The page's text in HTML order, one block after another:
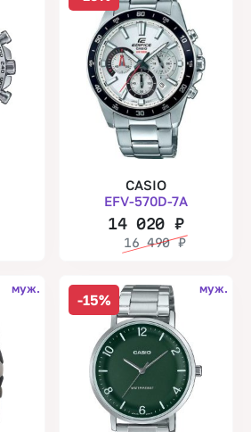
CASIO
EFV-570D-7A
14 020 ₽
16 490₽
муж.
-15%
муж.